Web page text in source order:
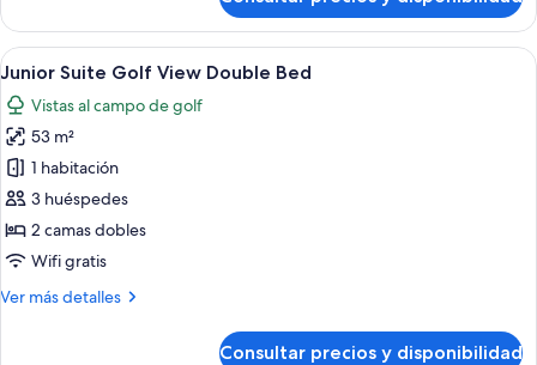
Deluxe
Suite
Bay
View
King
Bed
Abrir
todas
las
fotos
de
Junior
Suite
Golf
Double
Habitación de hotel con una cama
3
Junior Suite Golf View Double Bed
Vistas al campo de golf
53 m²
1 habitación
3 huéspedes
2 camas dobles
Wifi gratis
Ver más detalles
Más
Consultar precios y disponibilidad